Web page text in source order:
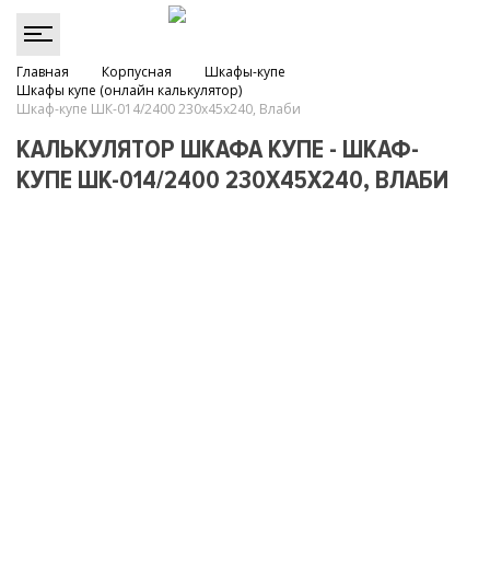
Главная Корпусная
Шкафы-купе
Шкафы купе (онлайн калькулятор)
Шкаф-купе ШК-014/2400 230х45х240, Влаби
КАЛЬКУЛЯТОР ШКАФА КУПЕ - ШКАФ-
КУПЕ ШК-014/2400 230Х45Х240, ВЛАБИ